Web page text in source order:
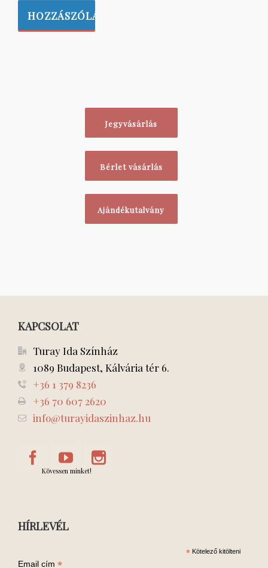
Jegyvásárlás
Bérlet vásárlás
Ajándékutalvány
KAPCSOLAT
Turay Ida Színház
1089 Budapest, Kálvária tér 6.
+36 1 379 8236
+36 70 607 2620
info@turayidaszinhaz.hu
Kövessen minket!
HÍRLEVÉL
* Kötelező kitölteni
Email cím *